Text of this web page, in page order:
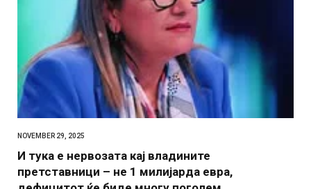
NOVEMBER 29, 2025
И тука е нервозата кај владините
претставници – не 1 милијарда евра,